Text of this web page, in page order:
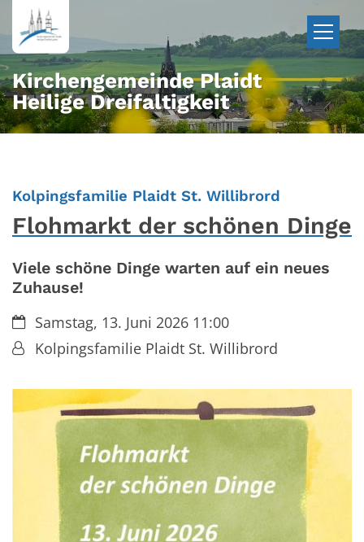
Zum Inhalt springen
Kirchengemeinde Plaidt
Heilige Dreifaltigkeit
Kolpingsfamilie Plaidt St. Willibrord
Flohmarkt der schönen Dinge
Viele schöne Dinge warten auf ein neues
Zuhause!
Datum:Samstag, 13. Juni 2026 11:00
Von:Kolpingsfamilie Plaidt St. Willibrord